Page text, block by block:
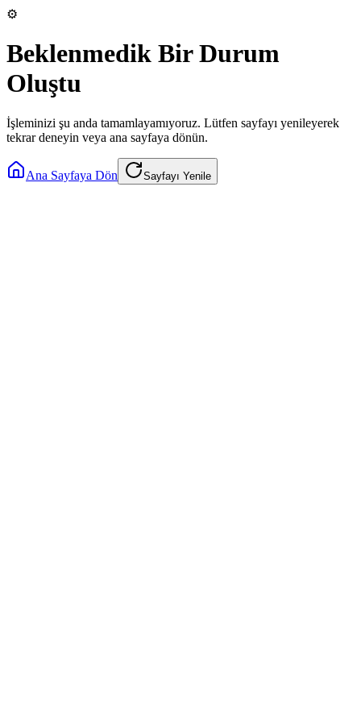
⚙️
Beklenmedik Bir Durum
Oluştu
İşleminizi şu anda tamamlayamıyoruz. Lütfen sayfayı yenileyerek
tekrar deneyin veya ana sayfaya dönün.
Ana Sayfaya Dön Sayfayı Yenile